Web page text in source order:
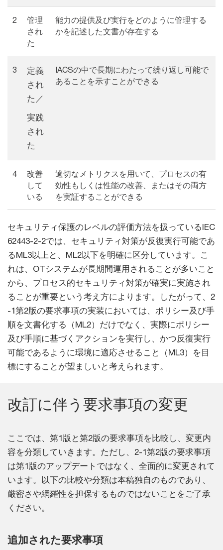
2
管理
され
た
能力の提供及び実行をどのように管理する
かを記述した文書が存在する
3
定義
され
た／
実践
され
た
IACSの中で長期にわたって繰り返し可能で
あることを示すことができる
4
改善
して
いる
適切なメトリクスを用いて、プロセスの有
効性もしくは性能の改善、またはその両方
を実証することができる
セキュリティ保護のレベルの評価方法を扱っているIEC
62443-2-2では、セキュリティ対策が反復実行可能であ
るML3以上と、ML2以下を明確に区分しています。こ
れは、OTシステムが長期間運用されることが多いこと
から、プロセス的セキュリティ対策が確実に実施され
ることが重要という考え方によります。したがって、2
-1第2版の要求事項の実装においては、ポリシー及び手
順を文書化する（ML2）だけでなく、実際にポリシー
及び手順に基づくアクションを実行し、かつ反復実行
可能であるように環境に適応させること（ML3）を目
標にすることが望ましいと考えられます。
改訂に伴う要求事項の変更
ここでは、第1版と第2版の要求事項を比較し、変更内
容を分類していきます。ただし、2-1第2版の要求事項
は第1版のアップデートではなく、全面的に変更されて
います。以下の比較や分類は本稿独自のものであり、
厳密さや網羅性を担保するものではないことをご了承
ください。
追加された要求事項